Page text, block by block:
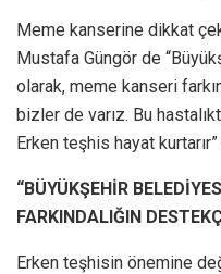
Meme kanserine dikkat
Mustafa Güngör de
olarak, meme kanseri
bizler de varız. Bu
Erken teşhis hayat
“BÜYÜKŞEHİR
FARKINDALIĞIN
Erken teşhisin önemine